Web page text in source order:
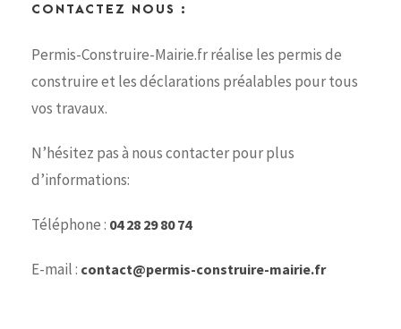
CONTACTEZ NOUS :
Permis-Construire-Mairie.fr réalise les permis de
construire et les déclarations préalables pour tous
vos travaux.
N’hésitez pas à nous contacter pour plus
d’informations:
Téléphone : 04 28 29 80 74
E-mail : contact@permis-construire-mairie.fr